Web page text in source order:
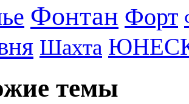
Фонтан Форт
Шахта
темы